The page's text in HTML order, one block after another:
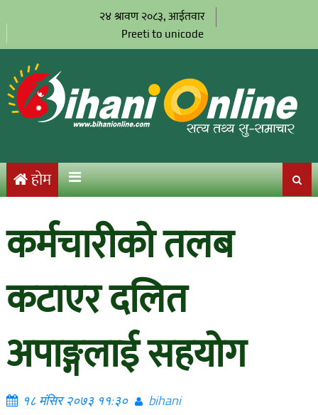
२४ श्रावण २०८३, आईतवार
Preeti to unicode
होम
कर्मचारीको तलब
कटाएर दलित
अपाङ्गलाई सहयोग
१८ मंसिर २०७३ ११:३० bihani